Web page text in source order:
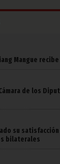
Mangue
de los
su
bilaterales